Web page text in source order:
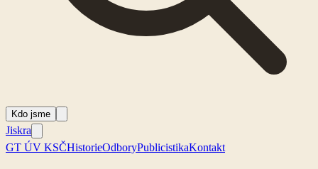
Kdo jsme
Jiskra
GT ÚV KSČHistorieOdboryPublicistikaKontakt